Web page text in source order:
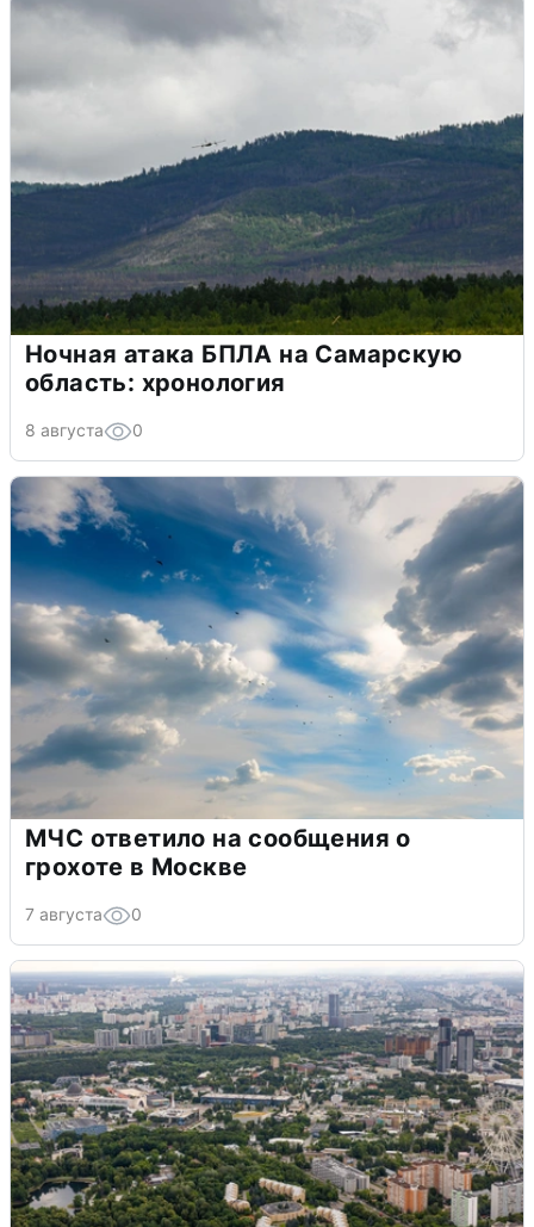
Ночная атака БПЛА на Самарскую
область: хронология
8 августа 0
МЧС ответило на сообщения о
грохоте в Москве
7 августа 0